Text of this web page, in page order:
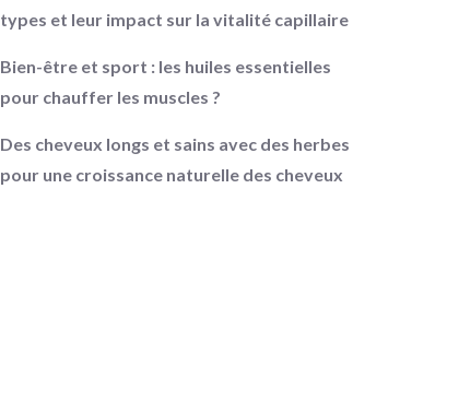
types et leur impact sur la vitalité capillaire
Bien-être et sport : les huiles essentielles
pour chauffer les muscles ?
Des cheveux longs et sains avec des herbes
pour une croissance naturelle des cheveux